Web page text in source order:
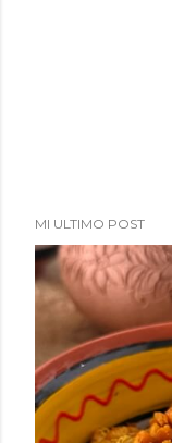
MI ULTIMO POST